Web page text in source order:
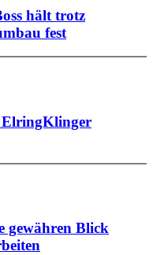
hält trotz
fest
ElringKlinger
gewähren Blick